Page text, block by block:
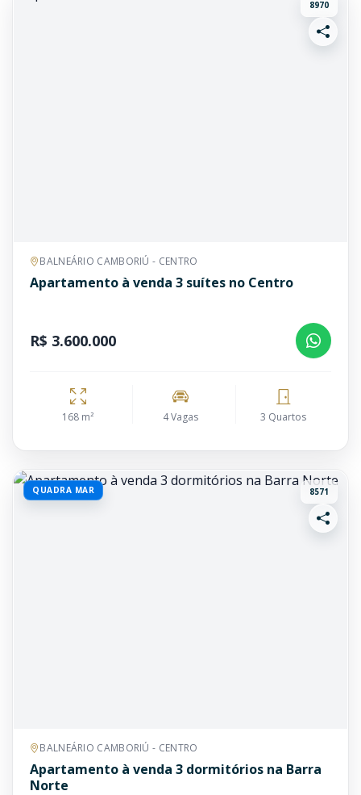
8970
BALNEÁRIO CAMBORIÚ - CENTRO
Apartamento à venda 3 suítes no Centro
R$ 3.600.000
168 m² 4 Vagas 3 Quartos
QUADRA MAR 8571
BALNEÁRIO CAMBORIÚ - CENTRO
Apartamento à venda 3 dormitórios na Barra
Norte